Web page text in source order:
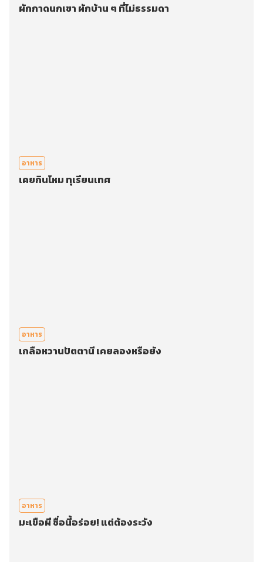
ผักกาดนกเขา ผักบ้าน ๆ ที่ไม่ธรรมดา
อาหาร
เคยกินไหม ทุเรียนเทศ
อาหาร
เกลือหวานปัตตานี เคยลองหรือยัง
อาหาร
มะเขือผี ชื่อนี้อร่อย! แต่ต้องระวัง